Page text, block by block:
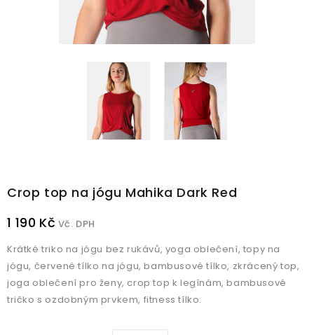
Crop top na jógu Mahika Dark Red
1 190 Kč Vč. DPH
Krátké triko na jógu bez rukávů, yoga oblečení, topy na
jógu, červené tílko na jógu, bambusové tílko, zkrácený top,
joga oblečení pro ženy, crop top k legínám, bambusové
tričko s ozdobným prvkem, fitness tílko.